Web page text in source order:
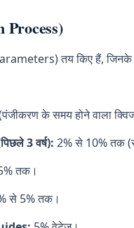
Process)
तय किए हैं, जिनके
के समय होने वाला
3 वर्ष): 2% से 10% तक
तक।
से 5% तक।